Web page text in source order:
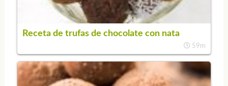
Receta de trufas de chocolate con nata
59m